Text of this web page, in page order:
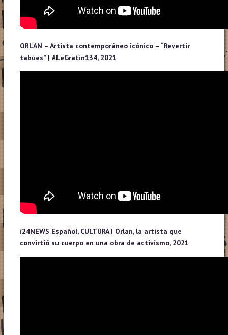
ORLAN – Artista contemporáneo icónico – “Revertir
tabúes” | #LeGratin134, 2021
i24NEWS Español, CULTURA | Orlan, la artista que
convirtió su cuerpo en una obra de activismo, 2021